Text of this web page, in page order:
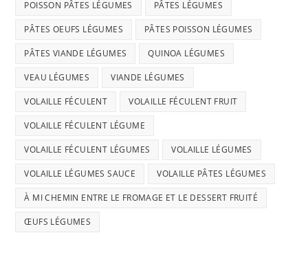
POISSON PÂTES LÉGUMES PÂTES LÉGUMES
PÂTES OEUFS LÉGUMES PÂTES POISSON LÉGUMES
PÂTES VIANDE LÉGUMES QUINOA LÉGUMES
VEAU LÉGUMES VIANDE LÉGUMES
VOLAILLE FÉCULENT VOLAILLE FÉCULENT FRUIT
VOLAILLE FÉCULENT LÉGUME
VOLAILLE FÉCULENT LÉGUMES VOLAILLE LÉGUMES
VOLAILLE LÉGUMES SAUCE VOLAILLE PÂTES LÉGUMES
À MI CHEMIN ENTRE LE FROMAGE ET LE DESSERT FRUITÉ
ŒUFS LÉGUMES